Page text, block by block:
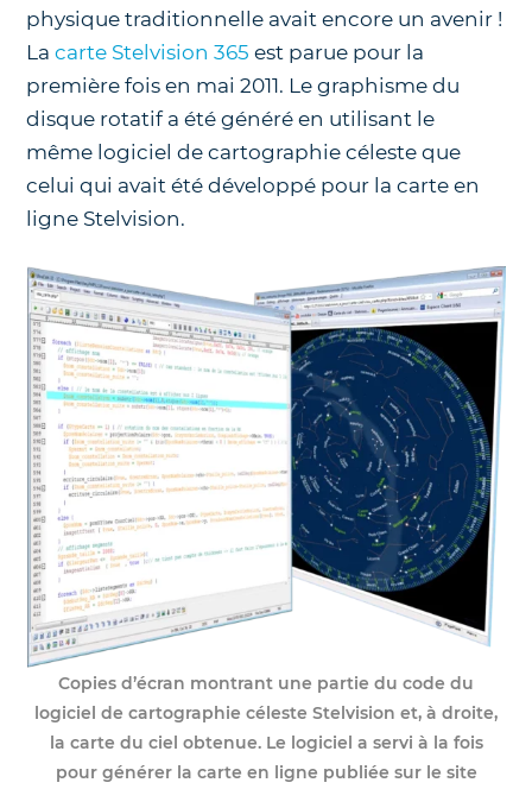
physique traditionnelle avait encore un avenir !
Lacarte Stelvision 365 est parue pour la
première fois en mai 2011. Le graphisme du
disque rotatif a été généré en utilisant le
même logiciel de cartographie céleste que
celui qui avait été développé pour la carte en
ligne Stelvision.
Copies d’écran montrant une partie du code du
logiciel de cartographie céleste Stelvision et, à droite,
la carte du ciel obtenue. Le logiciel a servi à la fois
pour générer la carte en ligne publiée sur le site